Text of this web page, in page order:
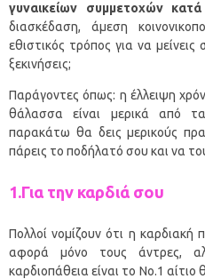
γυναικείων συμμετοχών
διασκέδαση, άμεση
εθιστικός τρόπος για να
ξεκινήσεις;
Παράγοντες όπως: η έλλειψη
θάλασσα είναι μερικά από
παρακάτω θα δεις μερικούς
πάρεις το ποδήλατό σου και να
1.Για την καρδιά σου
Πολλοί νομίζουν ότι η καρδιακή
αφορά μόνο τους άντρες,
καρδιοπάθεια είναι το Νο.1